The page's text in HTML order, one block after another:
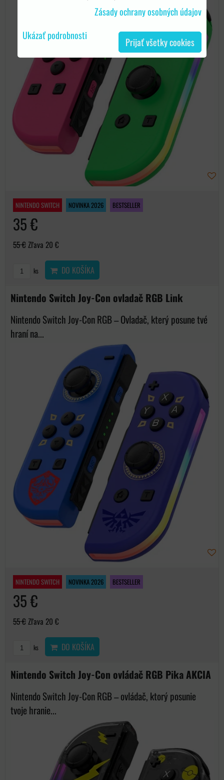
NINTENDO SWITCH NOVINKA 2026 BESTSELLER
35 €
55 € Zľava 20 €
ks DO KOŠÍKA
Nintendo Switch Joy-Con ovladač RGB Link
Nintendo Switch Joy-Con RGB – Ovladač, který posune tvé
hraní na...
NINTENDO SWITCH NOVINKA 2026 BESTSELLER
35 €
55 € Zľava 20 €
ks DO KOŠÍKA
Nintendo Switch Joy-Con ovládač RGB Pika AKCIA
Nintendo Switch Joy-Con RGB – ovládač, ktorý posunie
tvoje hranie...
Zásady ochrany osobných údajov
Ukázať podrobnosti
Prijať všetky cookies